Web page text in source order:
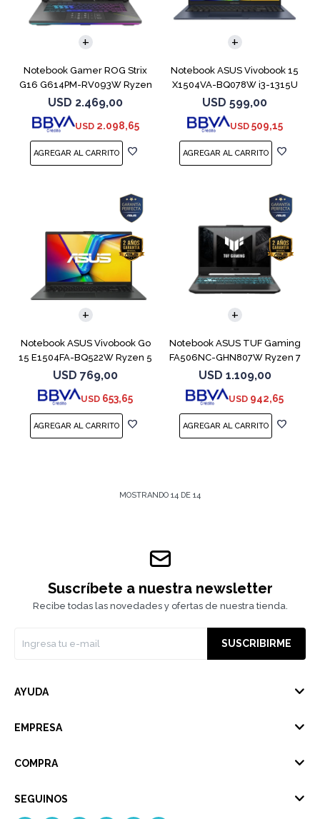
Notebook Gamer ROG Strix
G16 G614PM-RV093W Ryzen
9 8940HX 1T
USD 2.469,00
USD 2.098,65
COMPARAR
Notebook ASUS Vivobook 15
X1504VA-BQ078W i3-1315U
512GB 8GB
USD 599,00
USD 509,15
COMPARAR
Notebook ASUS Vivobook Go
15 E1504FA-BQ522W Ryzen 5
7520U
USD 769,00
USD 653,65
COMPARAR
Notebook ASUS TUF Gaming
FA506NC-GHN807W Ryzen 7
7445HS 3050
USD 1.109,00
USD 942,65
COMPARAR
MOSTRANDO 14 DE 14
Suscríbete a nuestra newsletter
Recibe todas las novedades y ofertas de nuestra tienda.
SUSCRIBIRME
AYUDA
EMPRESA
COMPRA
SEGUINOS